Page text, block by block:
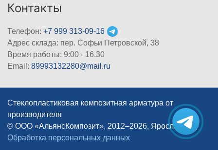
Контакты
Телефон: +7 999 313-09-16
Адрес склада: пер. Софьи Петровской, 38
Время работы: 9:00 - 16.30
Email: 89993132280@mail.ru
Стеклопластиковая композитная арматура от
производителя
© ООО «АльянсКомпозит», 2012–2026, Ярославль
Обработка персональных данных